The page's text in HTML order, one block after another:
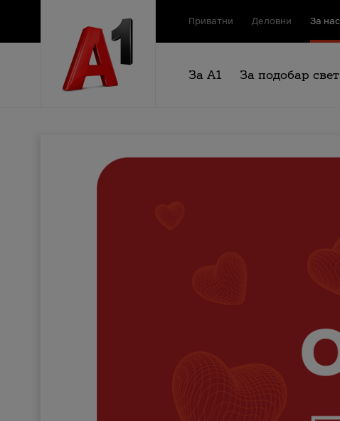
Приватни Деловни За нас
За А1 За подобар свет